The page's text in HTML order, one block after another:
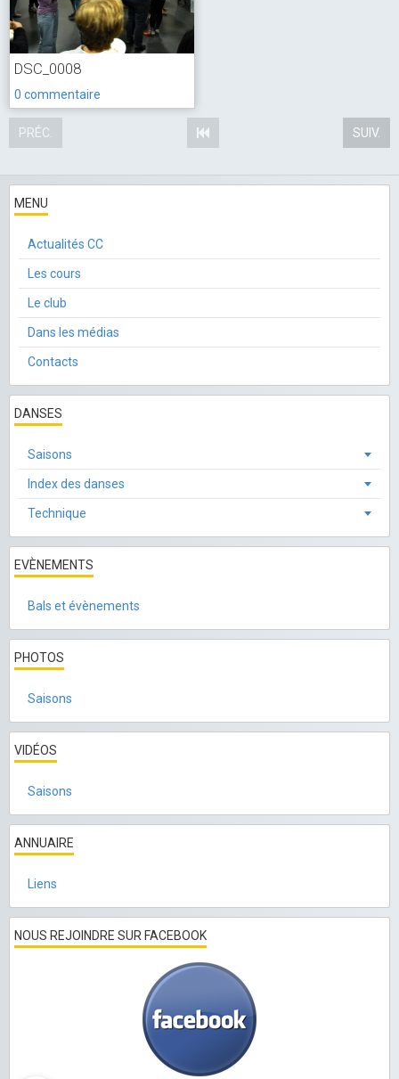
DSC_0008
0 commentaire
PRÉC. SUIV.
MENU
Actualités CC
Les cours
Le club
Dans les médias
Contacts
DANSES
Saisons
Index des danses
Technique
EVÈNEMENTS
Bals et évènements
PHOTOS
Saisons
VIDÉOS
Saisons
ANNUAIRE
Liens
NOUS REJOINDRE SUR FACEBOOK